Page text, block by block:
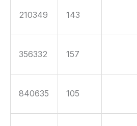
210349 143
356332 157
840635 105